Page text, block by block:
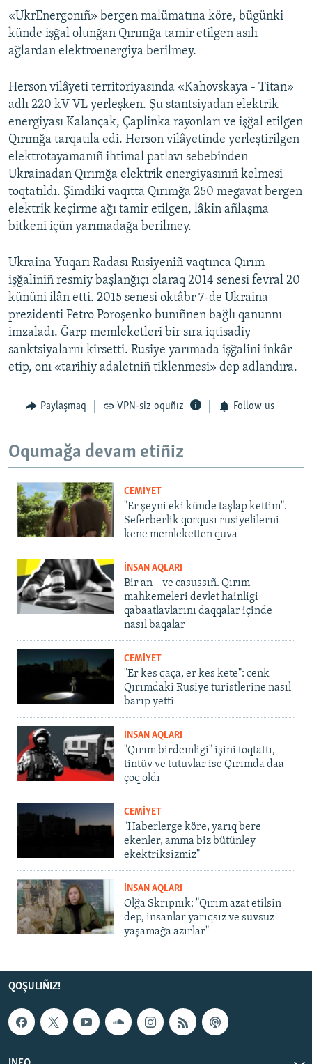
«UkrEnergonıñ» bergen malümatına köre, bügünki
künde işğal olunğan Qırımğa tamir etilgen asılı
ağlardan elektroenergiya berilmey.
Herson vilâyeti territoriyasında «Kahovskaya - Titan»
adlı 220 kV VL yerleşken. Şu stantsiyadan elektrik
energiyası Kalançak, Çaplinka rayonları ve işğal etilgen
Qırımğa tarqatıla edi. Herson vilâyetinde yerleştirilgen
elektrotayamanıñ ihtimal patlavı sebebinden
Ukrainadan Qırımğa elektrik energiyasınıñ kelmesi
toqtatıldı. Şimdiki vaqıtta Qırımğa 250 megavat bergen
elektrik keçirme ağı tamir etilgen, lâkin añlaşma
bitkeni içün yarımadağa berilmey.
Ukraina Yuqarı Radası Rusiyeniñ vaqtınca Qırım
işğaliniñ resmiy başlanğıçı olaraq 2014 senesi fevral 20
kününi ilân etti. 2015 senesi oktâbr 7-de Ukraina
prezidenti Petro Poroşenko bunıñnen bağlı qanunnı
imzaladı. Ğarp memleketleri bir sıra iqtisadiy
sanktsiyalarnı kirsetti. Rusiye yarımada işğalini inkâr
etip, onı «tarihiy adaletniñ tiklenmesi» dep adlandıra.
Paylaşmaq VPN-siz oquñız Follow us
Oqumağa devam etiñiz
CEMİYET
"Er şeyni eki künde taşlap kettim".
Seferberlik qorqusı rusiyelilerni
kene memleketten quva
İNSAN AQLARI
Bir an – ve casussıñ. Qırım
mahkemeleri devlet hainligi
qabaatlavlarını daqqalar içinde
nasıl baqalar
CEMİYET
"Er kes qaça, er kes kete": cenk
Qırımdaki Rusiye turistlerine nasıl
barıp yetti
İNSAN AQLARI
"Qırım birdemligi" işini toqtattı,
tintüv ve tutuvlar ise Qırımda daa
çoq oldı
CEMİYET
"Haberlerge köre, yarıq bere
ekenler, amma biz bütünley
ekektriksizmiz"
İNSAN AQLARI
Olğa Skrıpnık: "Qırım azat etilsin
dep, insanlar yarıqsız ve suvsuz
yaşamağa azırlar"
QOŞULIÑIZ!